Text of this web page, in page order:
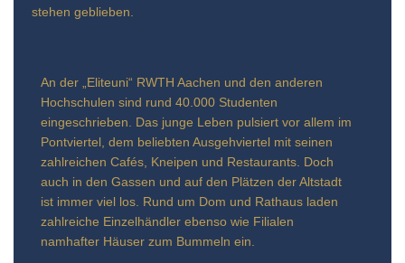
stehen geblieben.
An der „Eliteuni“ RWTH Aachen und den anderen
Hochschulen sind rund 40.000 Studenten
eingeschrieben. Das junge Leben pulsiert vor allem im
Pontviertel, dem beliebten Ausgehviertel mit seinen
zahlreichen Cafés, Kneipen und Restaurants. Doch
auch in den Gassen und auf den Plätzen der Altstadt
ist immer viel los. Rund um Dom und Rathaus laden
zahlreiche Einzelhändler ebenso wie Filialen
namhafter Häuser zum Bummeln ein.